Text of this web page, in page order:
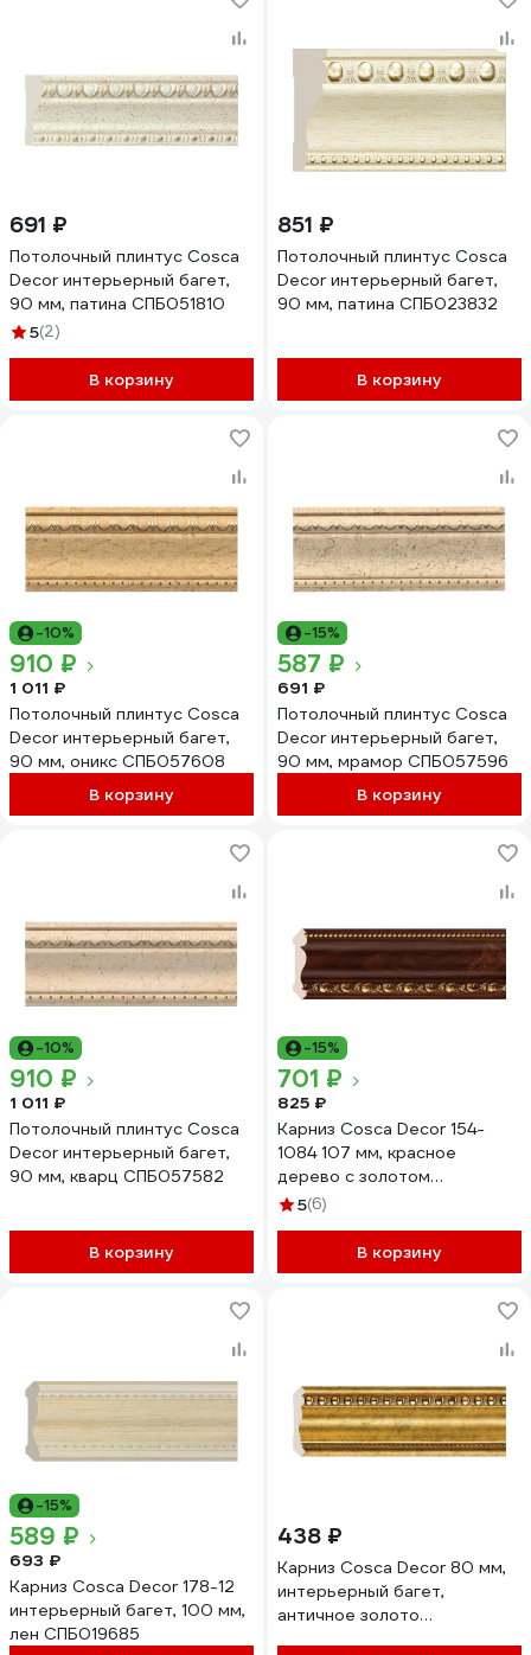
691 ₽
Потолочный плинтус Cosca
Decor интерьерный багет,
90 мм, патина СПБ051810
5(2)
В корзину
851 ₽
Потолочный плинтус Cosca
Decor интерьерный багет,
90 мм, патина СПБ023832
В корзину
-10%
910 ₽
1 011 ₽
Потолочный плинтус Cosca
Decor интерьерный багет,
90 мм, оникс СПБ057608
В корзину
-15%
587 ₽
691 ₽
Потолочный плинтус Cosca
Decor интерьерный багет,
90 мм, мрамор СПБ057596
В корзину
-10%
910 ₽
1 011 ₽
Потолочный плинтус Cosca
Decor интерьерный багет,
90 мм, кварц СПБ057582
В корзину
-15%
701 ₽
825 ₽
Карниз Cosca Decor 154-
1084 107 мм, красное
дерево с золотом
СПБ016626
5(6)
В корзину
-15%
589 ₽
693 ₽
Карниз Cosca Decor 178-12
интерьерный багет, 100 мм,
лен СПБ019685
438 ₽
Карниз Cosca Decor 80 мм,
интерьерный багет,
античное золото